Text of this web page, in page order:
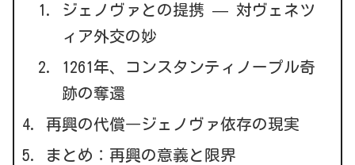
ジェノヴァとの提携 — 対ヴェネツ
ィア外交の妙
1261年、コンスタンティノープル奇
跡の奪還
再興の代償―ジェノヴァ依存の現実
まとめ：再興の意義と限界